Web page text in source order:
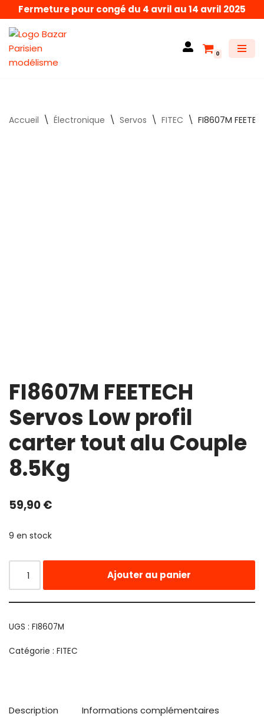
Aller
au
contenu
Fermeture pour congé du 4 avril au 14 avril 2025
0
Accueil \ Électronique \ Servos \ FITEC \ FI8607M
FI8607M FEETECH
Servos Low profil
carter tout alu Couple
8.5Kg
59,90€
9 en stock
Ajouter au panier
UGS : FI8607M
Catégorie : FITEC
Description
Informations complémentaires